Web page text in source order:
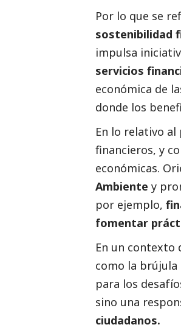
Por lo que se
sostenibilidad
impulsa
servicios
económica de
donde los
En lo relativo
financieros, y
económicas.
Ambiente y
por ejemplo,
fomentar
En un contexto
como la brújula
para los
sino una
ciudadanos.